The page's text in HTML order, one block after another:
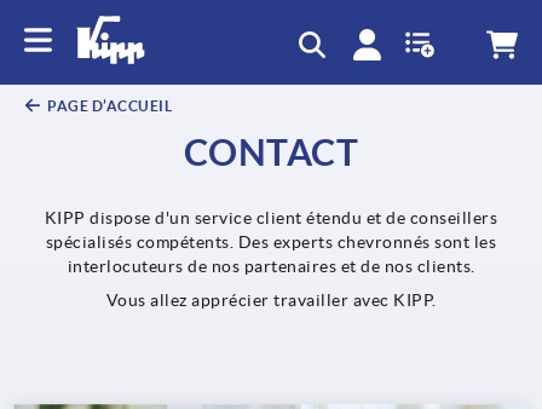
PAGE D’ACCUEIL
CONTACT
KIPP dispose d'un service client étendu et de conseillers
spécialisés compétents. Des experts chevronnés sont les
interlocuteurs de nos partenaires et de nos clients.
Vous allez apprécier travailler avec KIPP.